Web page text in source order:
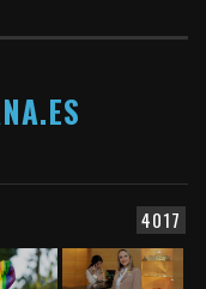
4017